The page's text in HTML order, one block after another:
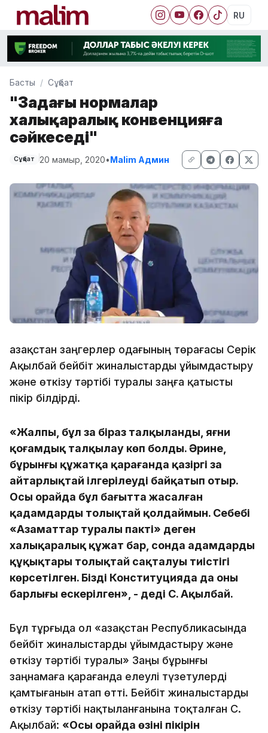
RU
Басты Сұқбат
"Заңдағы нормалар
халықаралық конвенцияға
сәйкеседі"
Сұқбат 20 мамыр, 2020•Malim Админ
Қазақстан заңгерлер одағының төрағасы Серік
Ақылбай бейбiт жиналыстарды ұйымдастыру
және өткізу тәртібі туралы заңға қатысты
пікір білдірді.
«Жалпы, бұл заң біраз талқыланды, яғни
қоғамдық талқылау көп болды. Әрине,
бұрынғы құжатқа қарағанда қазіргі заң
айтарлықтай ілгерілеуді байқатып отыр.
Осы орайда бұл бағытта жасалған
қадамдарды толықтай қолдаймын. Себебі
«Азаматтар туралы пакті» деген
халықаралық құжат бар, сонда адамдардың
құқықтары толықтай сақталуы тиістігі
көрсетілген. Біздің Конституцияда да оның
барлығы ескерілген», - деді С. Ақылбай.
Бұл тұрғыда ол «Қазақстан Республикасында
бейбiт жиналыстарды ұйымдастыру және
өткізу тәртібі туралы» Заңы бұрынғы
заңнамаға қарағанда елеулі түзетулерді
қамтығанын атап өтті. Бейбіт жиналыстарды
өткізу тәртібі нақтыланғанына тоқталған С.
Ақылбай: «Осы орайда өзінің пікірін